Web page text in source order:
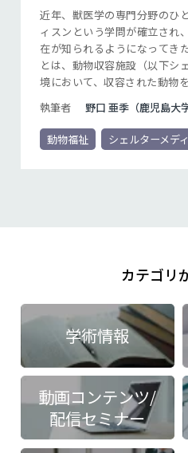
近年、獣医学の専門分野のひ
ィスンという学問が確立され
在が知られるようになってき
とは、動物収容施設（以下シ
境において、収容された動物
学を集約した獣医学分野であ
ームレスの動物を対象とし、
集団で適切に管理するための
管理や譲渡活動など、シェル
執筆者 野口 亜季（鹿児島大学
動物福祉 シェルターメデ
カテゴリ
学術情報
動画コンテンツ/
配信セミナー